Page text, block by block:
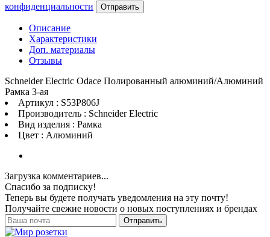
конфиденциальности
Отправить
Описание
Характеристики
Доп. материалы
Отзывы
Schneider Electric Odace Полированный алюминий/Алюминий
Рамка 3-ая
Артикул : S53P806J
Производитель : Schneider Electric
Вид изделия : Рамка
Цвет : Алюминий
Загрузка комментариев...
Спасибо за подписку!
Теперь вы будете получать уведомления на эту почту!
Получайте свежие новости о новых поступлениях и брендах
Отправить